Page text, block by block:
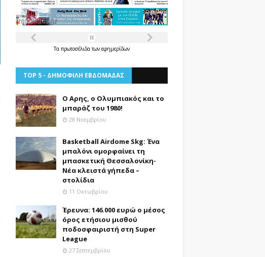
Τα πρωτοσέλιδατων εφημερίδων
TOP 5 - ΔΗΜΟΦΙΛΗ ΕΒΔΟΜΑΔΑΣ
Ο Αρης, ο Ολυμπιακός και το
μπαράζ του 1980!
28 Νοεμβρίου
Basketball Airdome Skg: Ένα
μπαλόνι ομορφαίνει τη
μπασκετική Θεσσαλονίκη-
Νέα κλειστά γήπεδα –
στολίδια
11 Οκτωβρίου
Έρευνα: 146.000 ευρώ ο μέσος
όρος ετήσιου μισθού
ποδοσφαιριστή στη Super
League
27 Σεπτεμβρίου